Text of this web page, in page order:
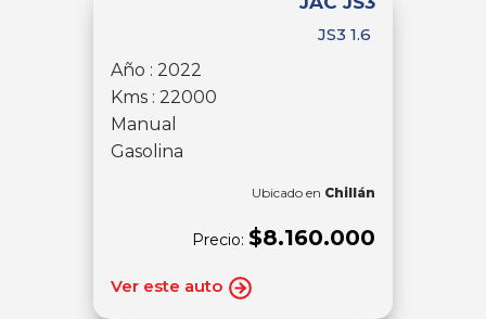
JS3 1.6
Año : 2022
Kms : 22000
Manual
Gasolina
Ubicado en Chillán
Precio: $8.160.000
Ver este auto